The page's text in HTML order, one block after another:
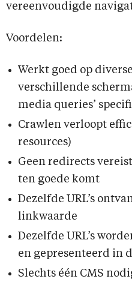
vereenvoudigde
Voordelen:
Werkt goed op
verschillende
media queries’
Crawlen verloopt
resources)
Geen redirects
ten goede komt
Dezelfde URL’s
linkwaarde
Dezelfde URL’s
en gepresenteerd in
Slechts één CMS